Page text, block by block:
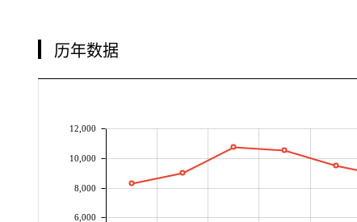
历年数据
6,000
8,000
10,000
12,000